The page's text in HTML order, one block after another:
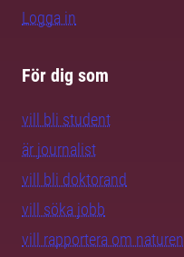
Logga in
För dig som
vill bli student
är journalist
vill bli doktorand
vill söka jobb
vill rapportera om naturen